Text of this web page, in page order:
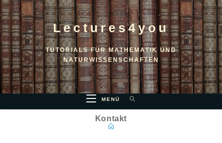
Lectures4you
TUTORIALS FÜR MATHEMATIK UND
NATURWISSENSCHAFTEN
MENÜ
Kontakt